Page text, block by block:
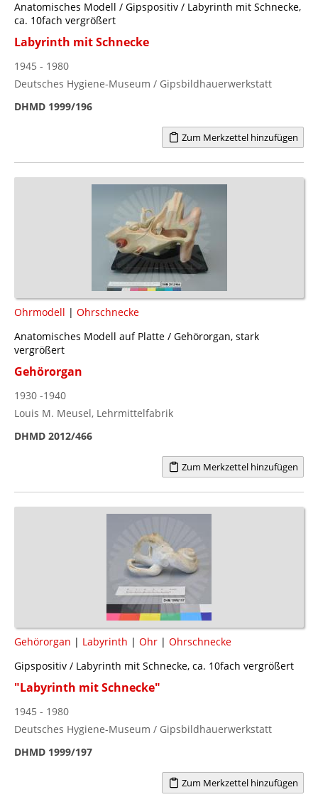
Anatomisches Modell / Gipspositiv / Labyrinth mit Schnecke,
ca. 10fach vergrößert
Labyrinth mit Schnecke
1945 - 1980
Deutsches Hygiene-Museum / Gipsbildhauerwerkstatt
DHMD 1999/196
Zum Merkzettel hinzufügen
Ohrmodell | Ohrschnecke
Anatomisches Modell auf Platte / Gehörorgan, stark
vergrößert
Gehörorgan
1930 -1940
Louis M. Meusel, Lehrmittelfabrik
DHMD 2012/466
Zum Merkzettel hinzufügen
Gehörorgan | Labyrinth | Ohr | Ohrschnecke
Gipspositiv / Labyrinth mit Schnecke, ca. 10fach vergrößert
"Labyrinth mit Schnecke"
1945 - 1980
Deutsches Hygiene-Museum / Gipsbildhauerwerkstatt
DHMD 1999/197
Zum Merkzettel hinzufügen